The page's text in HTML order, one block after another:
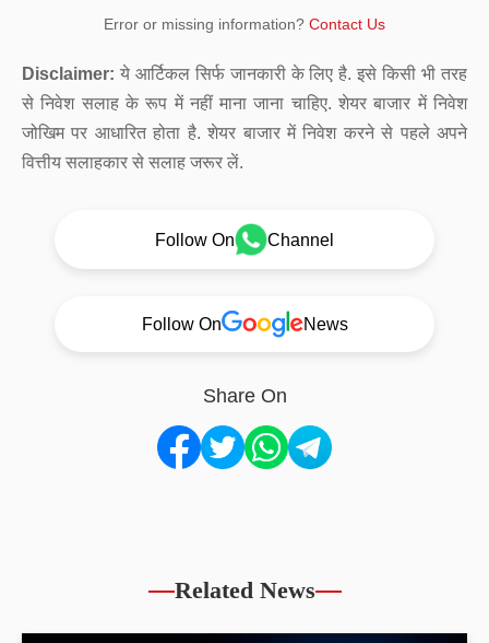
Error or missing information? Contact Us
Disclaimer: ये आर्टिकल सिर्फ जानकारी के लिए है. इसे किसी भी तरह
से निवेश सलाह के रूप में नहीं माना जाना चाहिए. शेयर बाजार में निवेश
जोखिम पर आधारित होता है. शेयर बाजार में निवेश करने से पहले अपने
वित्तीय सलाहकार से सलाह जरूर लें.
Follow On Channel
Follow On News
Share On
Related News